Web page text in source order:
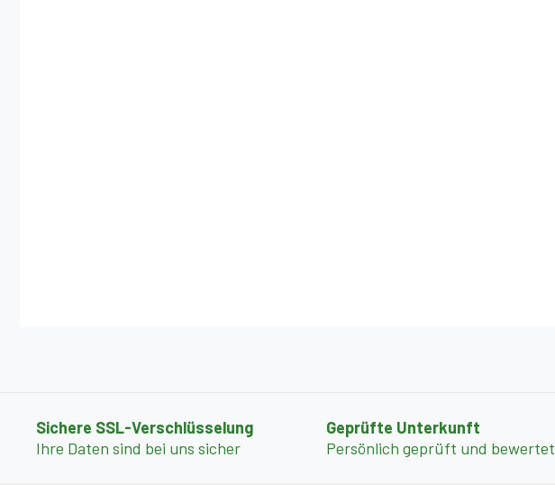
Sichere SSL-Verschlüsselung
Ihre Daten sind bei uns sicher
Geprüfte Unterkunft
Persönlich geprüft und bewertet